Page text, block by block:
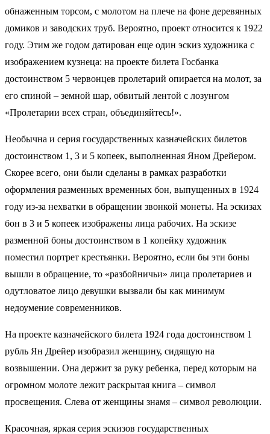
обнаженным торсом, с молотом на плече на фоне деревянных
домиков и заводских труб. Вероятно, проект относится к 1922
году. Этим же годом датирован еще один эскиз художника с
изображением кузнеца: на проекте билета Госбанка
достоинством 5 червонцев пролетарий опирается на молот, за
его спиной – земной шар, обвитый лентой с лозунгом
«Пролетарии всех стран, объединяйтесь!».
Необычна и серия государственных казначейских билетов
достоинством 1, 3 и 5 копеек, выполненная Яном Дрейером.
Скорее всего, они были сделаны в рамках разработки
оформления разменных временных бон, выпущенных в 1924
году из-за нехватки в обращении звонкой монеты. На эскизах
бон в 3 и 5 копеек изображены лица рабочих. На эскизе
разменной боны достоинством в 1 копейку художник
поместил портрет крестьянки. Вероятно, если бы эти боны
вышли в обращение, то «разбойничьи» лица пролетариев и
одутловатое лицо девушки вызвали бы как минимум
недоумение современников.
На проекте казначейского билета 1924 года достоинством 1
рубль Ян Дрейер изобразил женщину, сидящую на
возвышении. Она держит за руку ребенка, перед которым на
огромном молоте лежит раскрытая книга – символ
просвещения. Слева от женщины знамя – символ революции.
Красочная, яркая серия эскизов государственных